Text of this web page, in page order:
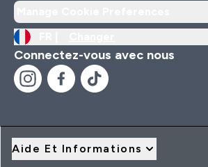
Connectez-vous avec nous
Aide Et Informations